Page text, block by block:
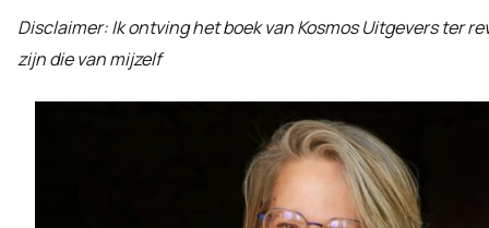
Disclaimer: Ik ontving het boek van Kosmos Uitgevers ter
zijn die van mijzelf